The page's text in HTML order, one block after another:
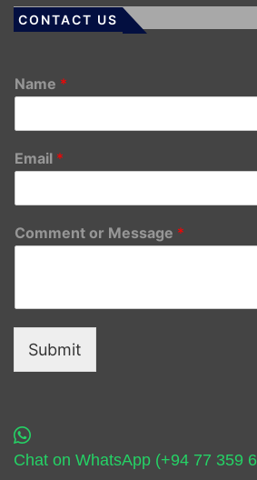
CONTACT US
Name *
Email *
Comment or Message *
Submit
Chat on WhatsApp (+94 77 359